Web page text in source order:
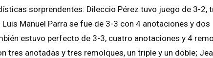
sorprendentes: Dileccio Pérez tuvo juego de 3-2,
Manuel Parra se fue de 3-3 con 4 anotaciones y dos
estuvo perfecto de 3-3, cuatro anotaciones y 4
tres anotadas y tres remolques, un triple y un doble;